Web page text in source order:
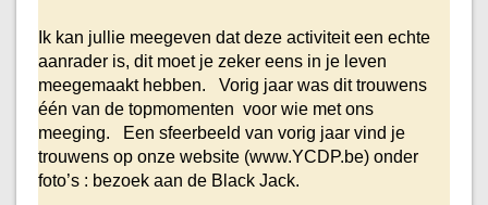
Ik kan jullie meegeven dat deze activiteit een echte
aanrader is, dit moet je zeker eens in je leven
meegemaakt hebben. Vorig jaar was dit trouwens
één van de topmomenten voor wie met ons
meeging. Een sfeerbeeld van vorig jaar vind je
trouwens op onze website (www.YCDP.be) onder
foto’s : bezoek aan de Black Jack.